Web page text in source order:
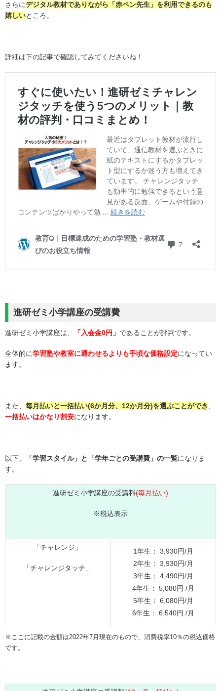
さらにデジタル教材でありながら「赤ペン先生」を利用できるのも
嬉しいところ。
詳細は下の記事で確認してみてくださいね！
進研ゼミ小学講座の受講費
進研ゼミ小学講座は、 「入会金0円」 であることが評判です。
全体的に学習塾や教室に通わせるよりも手頃な価格設定になってい
ます。
また、 毎月払いと一括払い(6か月分、12か月分)を選ぶことができ、
一括払いはかなり割安になります。
以下、 「学習スタイル」と「学年ごとの受講費」の一覧になりま
す。
進研ゼミ小学講座の受講料(毎月払い)
※税込表示
「チャレンジ」
「チャレンジタッチ」
1年生： 3,930円/月
2年生： 3,930円/月
3年生： 4,490円/月
4年生： 5,080円 /月
5年生： 6,080円/月
6年生： 6,540円 /月
※ここに記載の金額は2022年7月現在のもので、消費税率10％の税込価格
です。